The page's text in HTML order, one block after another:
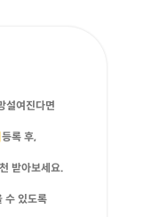
설여진다면
등록 후,
받아보세요.
수 있도록